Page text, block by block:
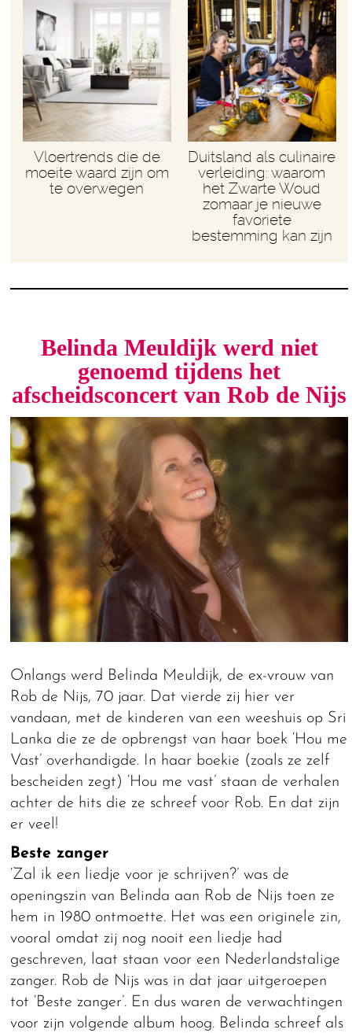
Vloertrends die de
moeite waard zijn om
te overwegen
Duitsland als culinaire
verleiding: waarom
het Zwarte Woud
zomaar je nieuwe
favoriete
bestemming kan zijn
Belinda Meuldijk werd niet
genoemd tijdens het
afscheidsconcert van Rob de Nijs
Onlangs werd Belinda Meuldijk, de ex-vrouw van
Rob de Nijs, 70 jaar. Dat vierde zij hier ver
vandaan, met de kinderen van een weeshuis op Sri
Lanka die ze de opbrengst van haar boek ‘Hou me
Vast’ overhandigde. In haar boekie (zoals ze zelf
bescheiden zegt) ‘Hou me vast’ staan de verhalen
achter de hits die ze schreef voor Rob. En dat zijn
er veel!
Beste zanger
‘Zal ik een liedje voor je schrijven?’ was de
openingszin van Belinda aan Rob de Nijs toen ze
hem in 1980 ontmoette. Het was een originele zin,
vooral omdat zij nog nooit een liedje had
geschreven, laat staan voor een Nederlandstalige
zanger. Rob de Nijs was in dat jaar uitgeroepen
tot ‘Beste zanger’. En dus waren de verwachtingen
voor zijn volgende album hoog. Belinda schreef als